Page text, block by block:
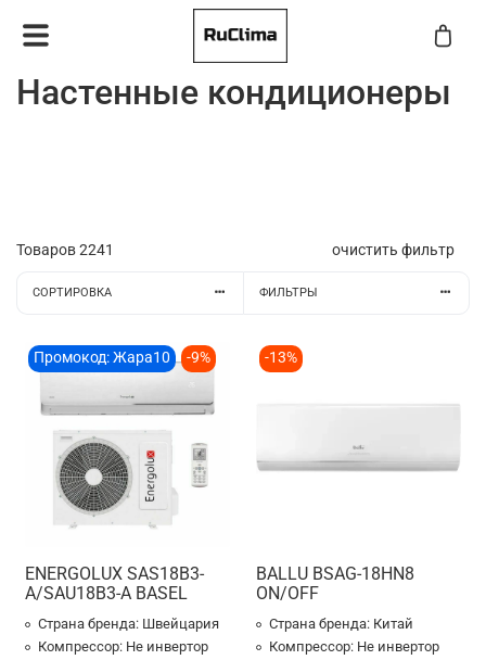
Настенные кондиционеры
Товаров2241 очистить фильтр
СОРТИРОВКА ФИЛЬТРЫ
Промокод: Жара10 -9%
ENERGOLUX SAS18B3-
A/SAU18B3-A BASEL
Страна бренда: Швейцария
Компрессор: Не инвертор
-13%
BALLU BSAG-18HN8
ON/OFF
Страна бренда: Китай
Компрессор: Не инвертор